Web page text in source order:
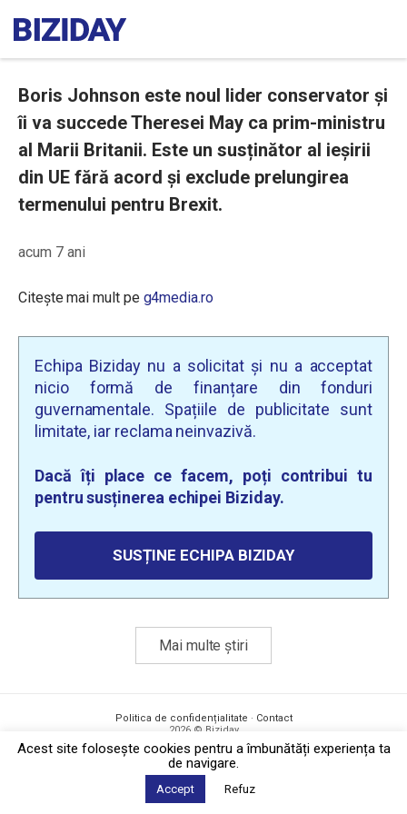
Boris Johnson este noul lider conservator și
îi va succede Theresei May ca prim-ministru
al Marii Britanii. Este un susținător al ieșirii
din UE fără acord și exclude prelungirea
termenului pentru Brexit.
acum 7 ani
Citește mai mult pe g4media.ro
Echipa Biziday nu a solicitat și nu a acceptat
nicio formă de finanțare din fonduri
guvernamentale. Spațiile de publicitate sunt
limitate, iar reclama neinvazivă.
Dacă îți place ce facem, poți contribui tu
pentru susținerea echipei Biziday.
SUSȚINE ECHIPA BIZIDAY
Mai multe știri
Politica de confidențialitate · Contact
2026 © Biziday
Acest site foloseşte cookies pentru a îmbunătăți experiența ta
de navigare.
Accept Refuz